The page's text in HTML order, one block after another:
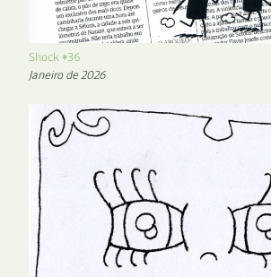
Shock #36
Janeiro de 2026